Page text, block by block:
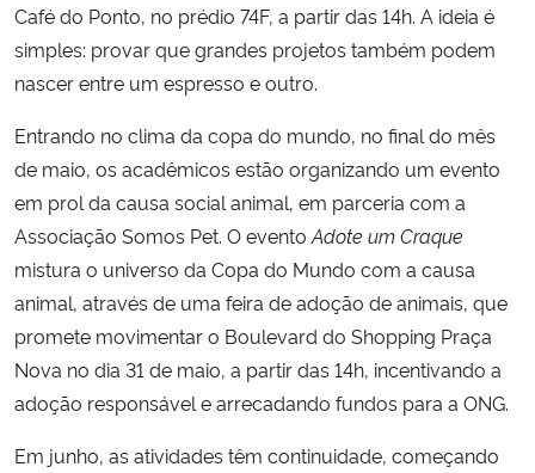
Café do Ponto, no prédio 74F, a partir das 14h. A ideia é
simples: provar que grandes projetos também podem
nascer entre um espresso e outro.
Entrando no clima da copa do mundo, no final do mês
de maio, os acadêmicos estão organizando um evento
em prol da causa social animal, em parceria com a
Associação Somos Pet. O evento Adote um Craque
mistura o universo da Copa do Mundo com a causa
animal, através de uma feira de adoção de animais, que
promete movimentar o Boulevard do Shopping Praça
Nova no dia 31 de maio, a partir das 14h, incentivando a
adoção responsável e arrecadando fundos para a ONG.
Em junho, as atividades têm continuidade, começando